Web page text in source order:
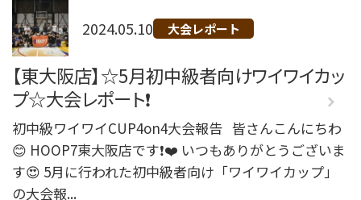
2024.05.10 大会レポート
【東大阪店】☆5月初中級者向けワイワイカッ
プ☆大会レポート❗️
初中級ワイワイCUP4on4大会報告 皆さんこんにちわ
😊 HOOP7東大阪店です❗️❤️ いつもありがとうございま
す😍 5月に行われた初中級者向け「ワイワイカップ」
の大会報...